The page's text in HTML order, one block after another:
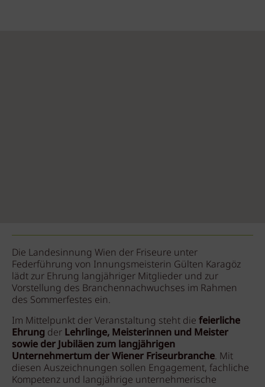
Die Landesinnung Wien der Friseure unter
Federführung von Innungsmeisterin Gülten Karagöz
lädt zur Ehrung langjähriger Mitglieder und zur
Vorstellung des Branchennachwuchses im Rahmen
des Sommerfestes ein.
Im Mittelpunkt der Veranstaltung steht die feierliche
Ehrung der Lehrlinge, Meisterinnen und Meister
sowie der Jubiläen zum langjährigen
Unternehmertum der Wiener Friseurbranche. Mit
diesen Auszeichnungen sollen Engagement, fachliche
Kompetenz und langjährige unternehmerische